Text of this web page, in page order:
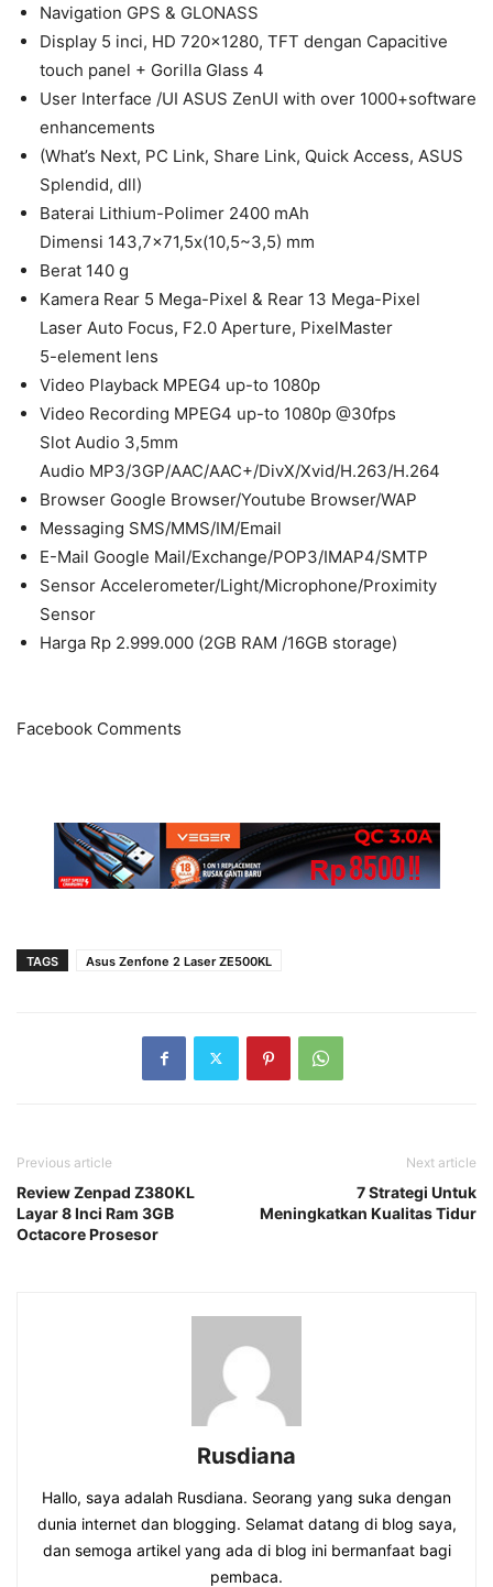
Navigation GPS & GLONASS
Display 5 inci, HD 720×1280, TFT dengan Capacitive
touch panel + Gorilla Glass 4
User Interface /UI ASUS ZenUI with over 1000+software
enhancements
(What’s Next, PC Link, Share Link, Quick Access, ASUS
Splendid, dll)
Baterai Lithium-Polimer 2400 mAh
Dimensi 143,7×71,5x(10,5~3,5) mm
Berat 140 g
Kamera Rear 5 Mega-Pixel & Rear 13 Mega-Pixel
Laser Auto Focus, F2.0 Aperture, PixelMaster
5-element lens
Video Playback MPEG4 up-to 1080p
Video Recording MPEG4 up-to 1080p @30fps
Slot Audio 3,5mm
Audio MP3/3GP/AAC/AAC+/DivX/Xvid/H.263/H.264
Browser Google Browser/Youtube Browser/WAP
Messaging SMS/MMS/IM/Email
E-Mail Google Mail/Exchange/POP3/IMAP4/SMTP
Sensor Accelerometer/Light/Microphone/Proximity
Sensor
Harga Rp 2.999.000 (2GB RAM /16GB storage)
Facebook Comments
TAGS Asus Zenfone 2 Laser ZE500KL
Previous article
Review Zenpad Z380KL
Layar 8 Inci Ram 3GB
Octacore Prosesor
Next article
7 Strategi Untuk
Meningkatkan Kualitas Tidur
Rusdiana
Hallo, saya adalah Rusdiana. Seorang yang suka dengan
dunia internet dan blogging. Selamat datang di blog saya,
dan semoga artikel yang ada di blog ini bermanfaat bagi
pembaca.